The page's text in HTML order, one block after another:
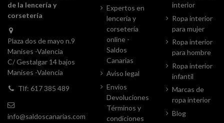
de la lencería y
corsetería
Plaza dos de mayo n.9
Manises -Valencia
C/ Gestalgar 14 bajos
Manises -Valencia
Tlf: 617 385 489
info@saldoscanarias.com
Expertos en
lencería y
corsetería
online -
Saldos
Canarias
Aviso legal
Envios
Devoluciones
Términos y
condiciones
interior
Ropa interior
para mujer
Ropa interior
para hombre
Ropa interior
infantil
Marcas de
ropa interior
Blog